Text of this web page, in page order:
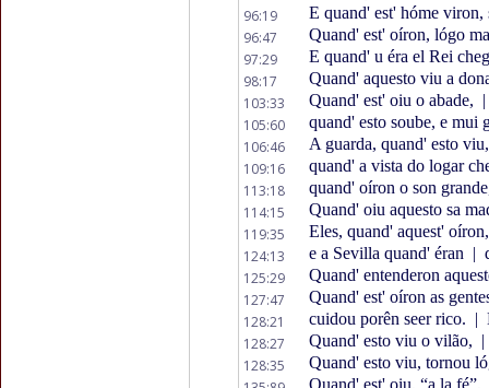
96:19
E quand' est' hóme viron,
96:47
Quand' est' oíron, lógo
97:29
E quand' u éra el Rei
98:17
Quand' aquesto viu a
103:33
Quand' est' oiu o abade, |
105:60
quand' esto soube, e mui
106:46
A guarda, quand' esto viu,
109:16
quand' a vista do logar
113:18
quand' oíron o son
114:15
Quand' oiu aquesto sa
119:35
Eles, quand' aquest'
124:13
e a Sevilla quand' éran |
125:29
Quand' entenderon
127:47
Quand' est' oíron as
128:21
cuidou porên seer rico. |
128:27
Quand' esto viu o vilão, |
128:35
Quand' esto viu, tornou
Quand' est' oiu, “a la fé”,